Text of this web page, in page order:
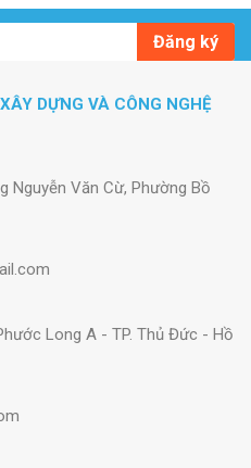
Đăng ký
DỰNG VÀ CÔNG NGHỆ
Nguyễn Văn Cừ, Phường Bồ
Long A - TP. Thủ Đức - Hồ